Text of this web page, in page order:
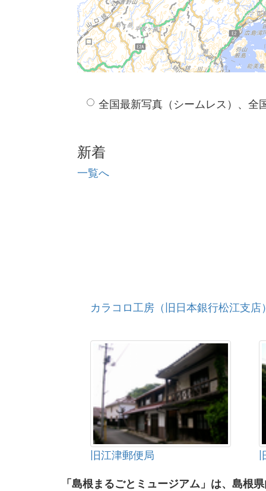
全国最新写真（シームレス）、全
新着
一覧へ
カラコロ工房（旧日本銀行松江支店
旧江津郵便局
「島根まるごとミュージアム」は、島根